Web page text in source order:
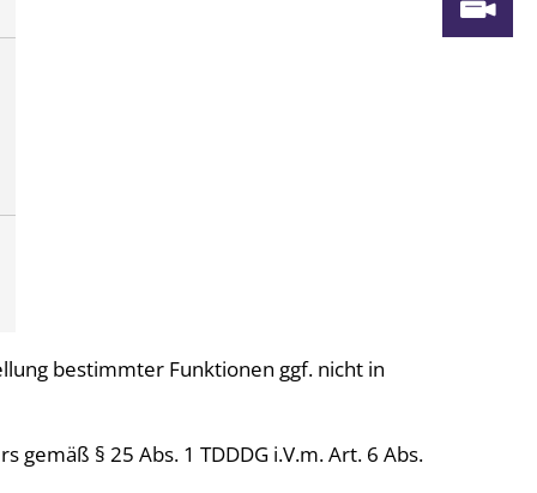
bestimmter Funktionen ggf. nicht in
§ 25 Abs. 1 TDDDG i.V.m. Art. 6 Abs.